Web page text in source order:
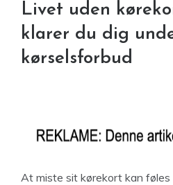
Livet uden
klarer du dig
kørselsforbud
At miste sit kørekort kan